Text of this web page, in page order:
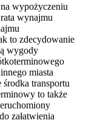
wypożyczeniu
wynajmu
to zdecydowanie
wygody
miasta
transportu
to także
załatwienia